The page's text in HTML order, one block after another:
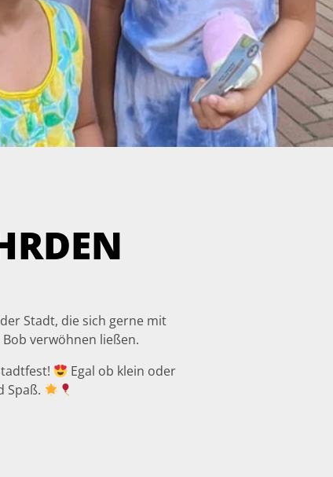
Stadt, die sich gerne mit
verwöhnen ließen.
Egal ob klein oder
Spaß.